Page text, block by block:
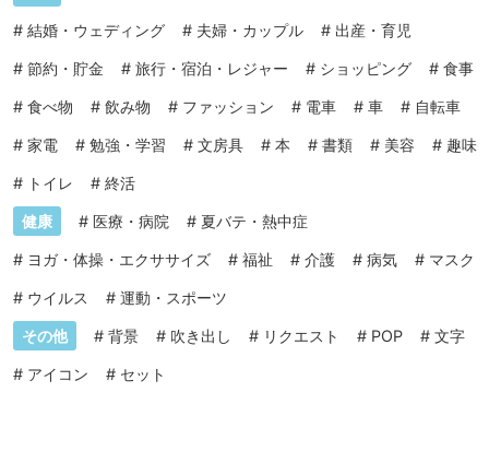
# 結婚・ウェディング # 夫婦・カップル # 出産・育児
# 節約・貯金 # 旅行・宿泊・レジャー # ショッピング # 食事
# 食べ物 # 飲み物 # ファッション # 電車 # 車 # 自転車
# 家電 # 勉強・学習 # 文房具 # 本 # 書類 # 美容 # 趣味
# トイレ # 終活
健康 # 医療・病院 # 夏バテ・熱中症
# ヨガ・体操・エクササイズ # 福祉 # 介護 # 病気 # マスク
# ウイルス # 運動・スポーツ
その他 # 背景 # 吹き出し # リクエスト # POP # 文字
# アイコン # セット